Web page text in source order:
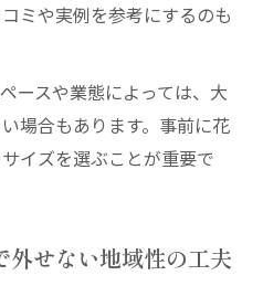
ミや実例を参考にするのも
ースや業態によっては、大
場合もあります。事前に花
イズを選ぶことが重要で
外せない地域性の工夫